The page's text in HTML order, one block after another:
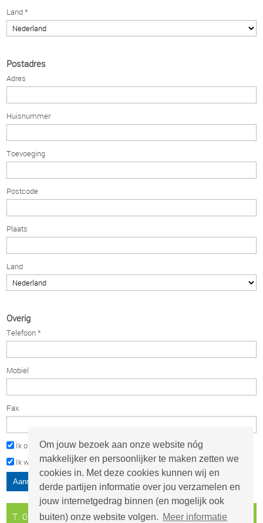
Om jouw bezoek aan onze website nóg
makkelijker en persoonlijker te maken zetten we
cookies in. Met deze cookies kunnen wij en
derde partijen informatie over jou verzamelen en
jouw internetgedrag binnen (en mogelijk ook
buiten) onze website volgen. Meer informatie
Land *
Postadres
Adres
Huisnummer
Toevoeging
Postcode
Plaats
Land
Overig
Telefoon *
Mobiel
Fax
Ik ontvang graag de nieuwsbrief van Aquafix Milieu
Ik wil op de hoogte worden gehouden van de aanbiedingen
T. 0297 - 26 29 29 info@aquafix.nl